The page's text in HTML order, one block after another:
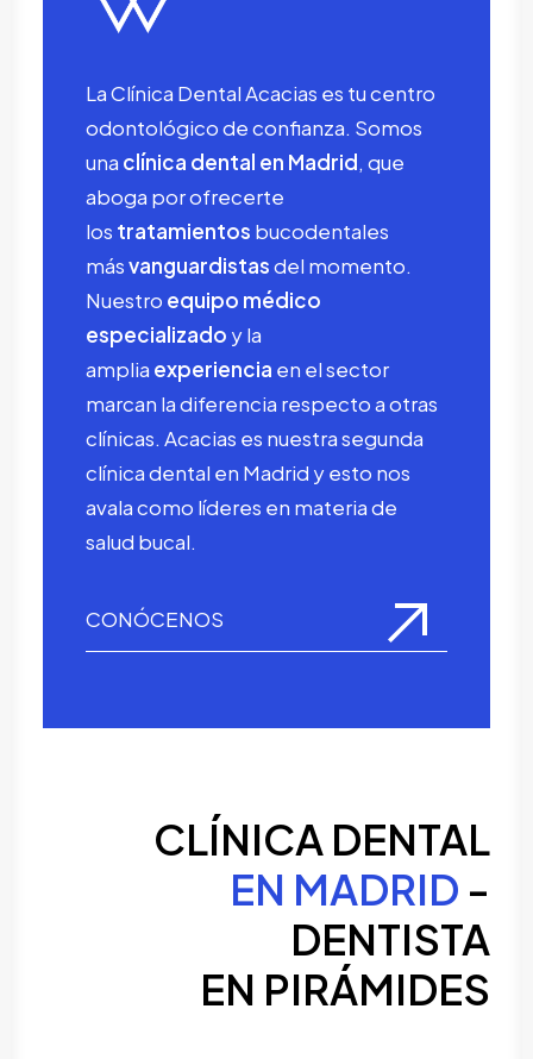
La Clínica Dental Acacias es tu centro
odontológico de confianza. Somos
una clínica dental en Madrid, que
aboga por ofrecerte
los tratamientos bucodentales
másvanguardistasdel momento.
Nuestro equipo médico
especializado y la
amplia experiencia en el sector
marcan la diferencia respecto a otras
clínicas. Acacias es nuestra segunda
clínica dental en Madrid y esto nos
avala como líderes en materia de
salud bucal.
CONÓCENOS
CLÍNICA DENTAL
EN MADRID -
DENTISTA
EN PIRÁMIDES